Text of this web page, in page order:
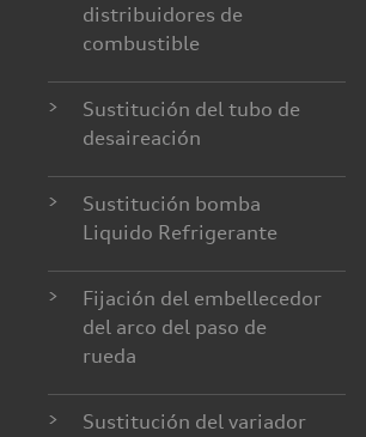
distribuidores de
combustible
>
Sustitución del tubo de
desaireación
>
Sustitución bomba
Liquido Refrigerante
>
Fijación del embellecedor
del arco del paso de
rueda
>
Sustitución del variador